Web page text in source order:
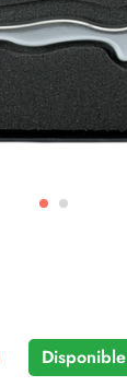
Disponible